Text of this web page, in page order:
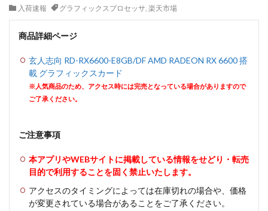
入荷速報
グラフィックスプロセッサ, 楽天市場
商品詳細ページ
玄人志向 RD-RX6600-E8GB/DF AMD RADEON RX 6600 搭
載 グラフィックスカード
※人気商品のため、アクセス時には完売となっている場合がありますので
ご了承ください。
ご注意事項
本アプリやWEBサイトに掲載している情報をせどり・転売
目的で利用することを固く禁止いたします。
アクセスのタイミングによっては在庫切れの場合や、価格
が変更されている場合があることをご了承ください。